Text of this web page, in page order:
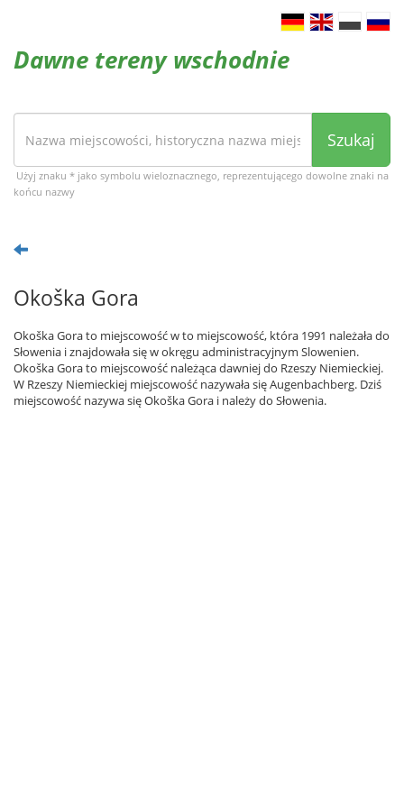
Dawne tereny wschodnie
Szukaj
Użyj znaku * jako symbolu wieloznacznego, reprezentującego dowolne znaki na
końcu nazwy
Okoška Gora
Okoška Gora to miejscowość w to miejscowość, która 1991 należała do
Słowenia i znajdowała się w okręgu administracyjnym Slowenien.
Okoška Gora to miejscowość należąca dawniej do Rzeszy Niemieckiej.
W Rzeszy Niemieckiej miejscowość nazywała się Augenbachberg. Dziś
miejscowość nazywa się Okoška Gora i należy do Słowenia.